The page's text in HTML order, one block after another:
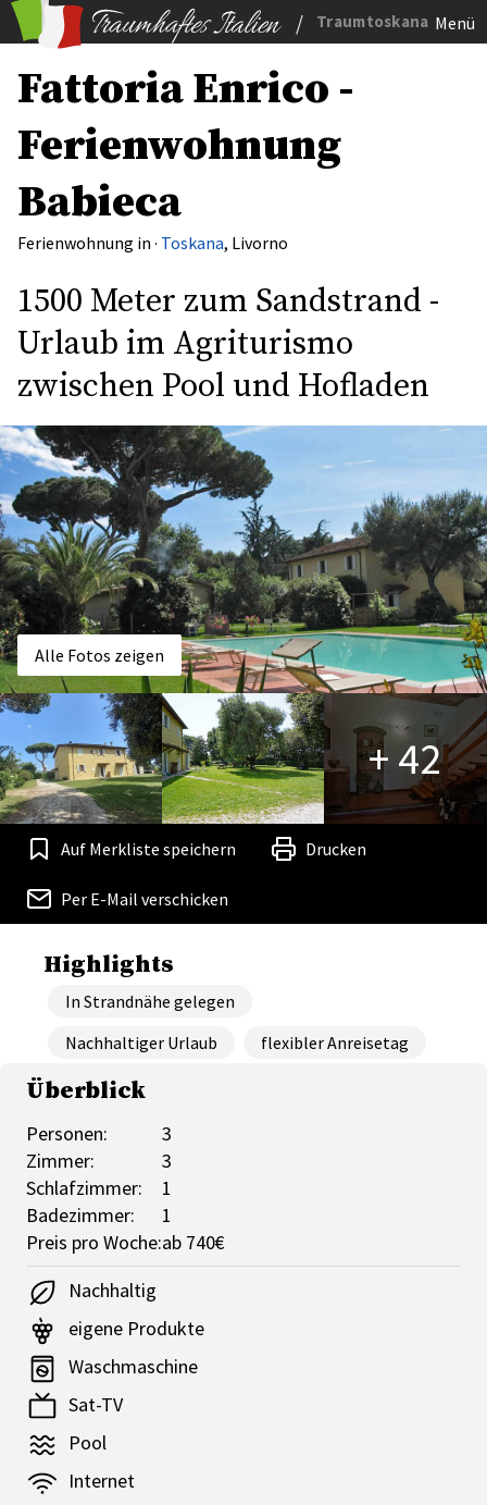
/ Traumtoskana Menü
Fattoria Enrico -
Ferienwohnung
Babieca
Ferienwohnung in · Toskana, Livorno
1500 Meter zum Sandstrand -
Urlaub im Agriturismo
zwischen Pool und Hofladen
Alle Fotos zeigen
+ 42
Auf Merkliste speichern Drucken
Per E-Mail verschicken
Highlights
In Strandnähe gelegen
Nachhaltiger Urlaub
flexibler Anreisetag
Überblick
Personen:
3
Zimmer:
3
Schlafzimmer:
1
Badezimmer:
1
Preis pro Woche:ab 740€
Nachhaltig
eigene Produkte
Waschmaschine
Sat-TV
Pool
Internet